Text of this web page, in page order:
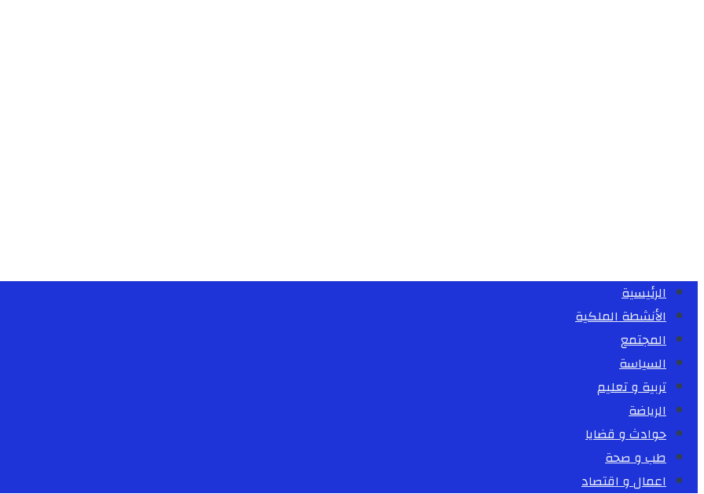
الرئيسية
الأنشطة الملكية
المجتمع
السياسة
تربية و تعليم
الرياضة
حوادث و قضايا
طب و صحة
اعمال و اقتصاد